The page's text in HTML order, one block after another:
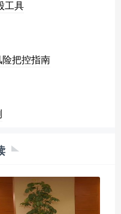
工具
把控指南